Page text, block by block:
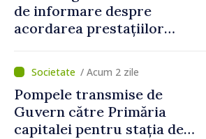
de informare despre
acordarea prestațiilor
electronice. Cetățenii,
invitați să se înscrie la
eveniment
/ Acum 2 zile
Pompele transmise de
Guvern către Primăria
capitalei pentru stația de